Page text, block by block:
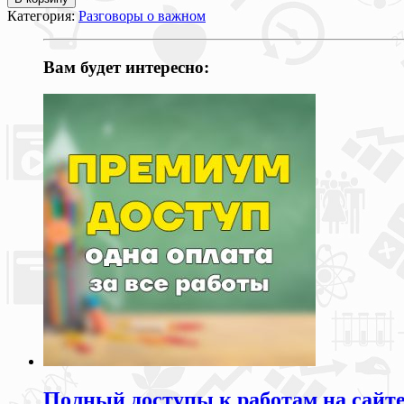
Категория: Разговоры о важном
Вам будет интересно: